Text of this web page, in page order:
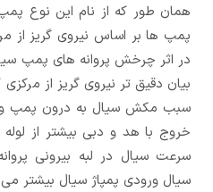
همان طور که از نام این نوع
پمپ ها بر اساس نیروی گریز از
در اثر چرخش پروانه های پمپ
بیان دقیق تر نیروی گریز از
سبب مکش سیال به درون پمپ و
خروج با هد و دبی بیشتر از
سرعت سیال در لبه بیرونی
سیال ورودی پمپاژ سیال بیشتر